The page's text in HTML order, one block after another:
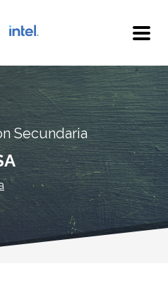
Secundaria